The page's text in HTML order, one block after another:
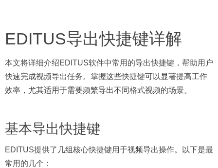
EDITUS导出快捷键详解
本文将详细介绍EDITUS软件中常用的导出快捷键，帮助用户
快速完成视频导出任务。掌握这些快捷键可以显著提高工作
效率，尤其适用于需要频繁导出不同格式视频的场景。
基本导出快捷键
EDITUS提供了几组核心快捷键用于视频导出操作。以下是最
常用的几个：